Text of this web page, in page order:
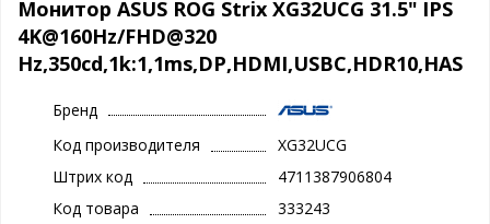
Монитор ASUS ROG Strix XG32UCG 31.5" IPS
4K@160Hz/FHD@320
Hz,350cd,1k:1,1ms,DP,HDMI,USBC,HDR10,HAS
Бренд
Код производителя
XG32UCG
Штрих код
4711387906804
Код товара
333243